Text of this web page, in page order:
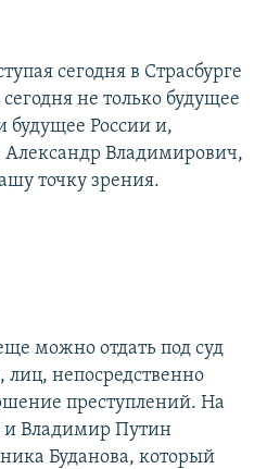
сегодня в Страсбурге
не только будущее
будущее России и,
Владимирович,
точку зрения.
можно отдать под суд
непосредственно
преступлений. На
и Владимир Путин
Буданова, который